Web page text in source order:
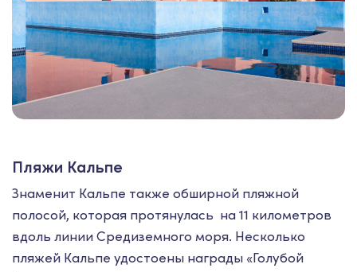
Пляжи Кальпе
Знаменит Кальпе также обширной пляжной
полосой, которая протянулась на 11 километров
вдоль линии Средиземного моря. Несколько
пляжей Кальпе удостоены награды «Голубой